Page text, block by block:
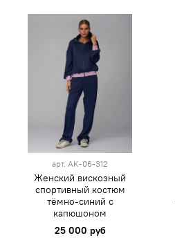
арт. AK-06-312
Женский вискозный
спортивный костюм
тёмно-синий с
капюшоном
25 000 руб